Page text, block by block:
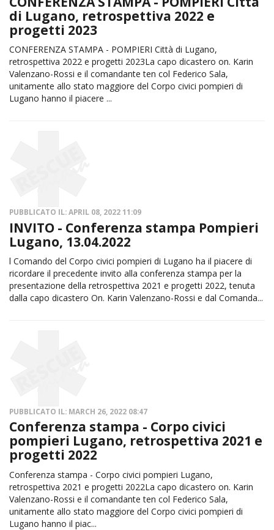
di Lugano, retrospettiva 2022 e
progetti 2023
CONFERENZA STAMPA - POMPIERI Città di Lugano,
retrospettiva 2022 e progetti 2023La capo dicastero on. Karin
Valenzano-Rossi e il comandante ten col Federico Sala,
unitamente allo stato maggiore del Corpo civici pompieri di
Lugano hanno il piacere ...
PUBBLICATO IL: APRIL 08, 2022 11:09
INVITO - Conferenza stampa Pompieri
Lugano, 13.04.2022
l Comando del Corpo civici pompieri di Lugano ha il piacere di
ricordare il precedente invito alla conferenza stampa per la
presentazione della retrospettiva 2021 e progetti 2022, tenuta
dalla capo dicastero On. Karin Valenzano-Rossi e dal Comanda...
PUBBLICATO IL: MARCH 26, 2022 08:47
Conferenza stampa - Corpo civici
pompieri Lugano, retrospettiva 2021 e
progetti 2022
Conferenza stampa - Corpo civici pompieri Lugano,
retrospettiva 2021 e progetti 2022La capo dicastero on. Karin
Valenzano-Rossi e il comandante ten col Federico Sala,
unitamente allo stato maggiore del Corpo civici pompieri di
Lugano hanno il piac...